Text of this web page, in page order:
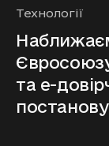
Рубрики
Технології
та е-
постанову